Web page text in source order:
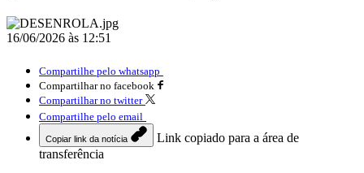
16/06/2026 às 12:51
Compartilhe pelo whatsapp
Compartilhar no facebook
Compartilhar no twitter
Compartilhe pelo email
Copiar link da notícia
Link copiado para a área de
transferência